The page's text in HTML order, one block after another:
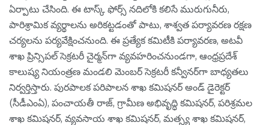
ఏర్పాటు చేసింది. ఈ టాస్క్ ఫోర్స్ నదిలోకి కలిసే మురుగునీరు,
పారిశ్రామిక వ్యర్థాలను అరికట్టడంతో పాటు, శాశ్వత పర్యావరణ రక్షణ
చర్యలను పర్యవేక్షించనుంది. ఈ ప్రత్యేక కమిటీకి పర్యావరణ, అటవీ
శాఖ ప్రిన్సిపల్ సెక్రటరీ చైర్మన్‌గా వ్యవహరించనుండగా, ఆంధ్రప్రదేశ్
కాలుష్య నియంత్రణ మండలి మెంబర్ సెక్రటరీ కన్వీనర్‌గా బాధ్యతలు
నిర్వర్తిస్తారు. పురపాలక పరిపాలన శాఖ కమిషనర్ అండ్ డైరెక్టర్
(సీడీఎంఏ), పంచాయతీ రాజ్, గ్రామీణ అభివృద్ధి కమిషనర్, పరిశ్రమల
శాఖ కమిషనర్, వ్యవసాయ శాఖ కమిషనర్, మత్స్య శాఖ కమిషనర్,